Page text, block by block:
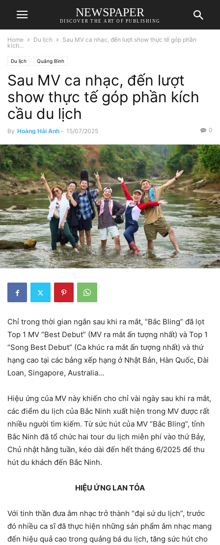
NEWSPAPER
DISCOVER THE ART OF PUBLISHING
Home Du lịch
Sau MV ca nhạc, đến lượt show thực tế góp phần
kích...
Du lịch Quảng Bình
Sau MV ca nhạc, đến lượt
show thực tế góp phần kích
cầu du lịch
By Hoàng Hải Anh - 15/07/2025 0
Chỉ trong thời gian ngắn sau khi ra mắt, “Bắc Bling” đã lọt
Top 1 MV “Best Debut” (MV ra mắt ấn tượng nhất) và Top 1
“Song Best Debut” (Ca khúc ra mắt ấn tượng nhất) và thứ
hạng cao tại các bảng xếp hạng ở Nhật Bản, Hàn Quốc, Đài
Loan, Singapore, Australia…
Hiệu ứng của MV này khiến cho chỉ vài ngày sau khi ra mắt,
các điểm du lịch của Bắc Ninh xuất hiện trong MV được rất
nhiều người tìm kiếm. Từ sức hút của MV “Bắc Bling”, tỉnh
Bắc Ninh đã tổ chức hai tour du lịch miễn phí vào thứ Bảy,
Chủ nhật hằng tuần, kéo dài đến hết tháng 6/2025 để thu
hút du khách đến Bắc Ninh.
HIỆU ỨNG LAN TỎA
Với tinh thần đưa âm nhạc trở thành “đại sứ du lịch”, trước
đó nhiều ca sĩ đã thực hiện những sản phẩm âm nhạc mang
đến hiệu quả cao trong quảng bá du lịch, tăng sức hút cho